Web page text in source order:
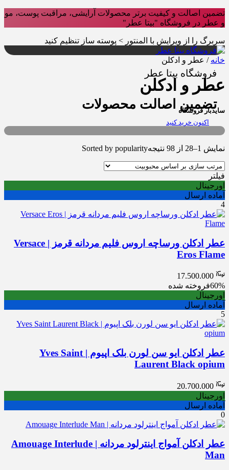
تضمین اصالت و کیفیت برتر محصولات آرایشی، مراقبت پوست، مو
و عطر در فروشگاه "بیتا عطر"
سربرگ را از ویرایش با المنتور > پوسته ساز تنظیم کنید
خانه / عطر و ادکلن
عطر و ادکلن
سایدبار فروشگاه
فروشگاه بیتا عطر
تضمین اصالت محصولات
اکنون خرید کنید
نمایش 1–28 از 98 نتیجه Sorted by popularity
فیلتر
اورجینال
آماده ارسال
4
عطر ادکلن ورساچه اروس فلیم مردانه قرمز | Versace
Eros Flame
17.500.000
60%فروخته شده
اورجینال
آماده ارسال
5
عطر ادکلن ایو سن لورن بلک اپیوم | Yves Saint
Laurent Black opium
20.700.000
اورجینال
آماده ارسال
0
عطر ادکلن آمواج اینترلود مردانه | Amouage Interlude
Man